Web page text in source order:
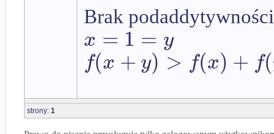
Brak
x = 1 = y
f(x + y) > f(x) + f(
strony: 1